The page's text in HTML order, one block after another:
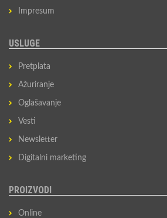
Impresum
USLUGE
Pretplata
Ažuriranje
Oglašavanje
Vesti
Newsletter
Digitalni marketing
PROIZVODI
Online